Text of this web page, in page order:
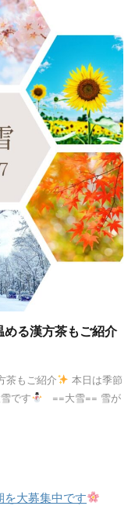
める漢方茶もご紹介
茶もご紹介
本日は季節
です
==大雪== 雪が
大募集中です